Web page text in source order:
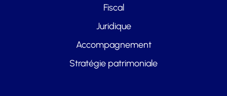
Fiscal
Juridique
Accompagnement
Stratégie patrimoniale